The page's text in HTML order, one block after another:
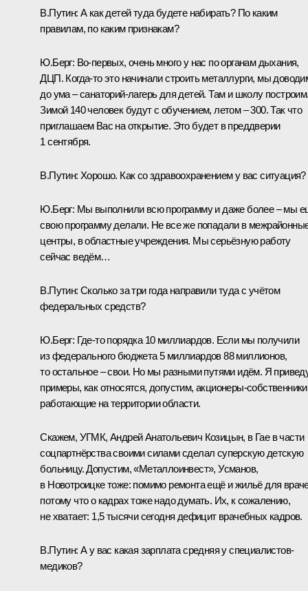
В.Путин: А как детей туда будете набирать? По каким
правилам, по каким признакам?
Ю.Берг: Во‑первых, очень много у нас по органам дыхания,
ДЦП. Когда‑то это начинали строить металлурги, мы
до ума – санаторий-лагерь для детей. Там и школу
Зимой 140 человек будут с обучением, летом – 300. Так что
приглашаем Вас на открытие. Это будет в преддверии
1 сентября.
В.Путин: Хорошо. Как со здравоохранением у вас ситуация?
Ю.Берг: Мы выполнили всю программу и даже более – мы
свою программу делали. Не все же попадали в
центры, в областные учреждения. Мы серьёзную работу
сейчас ведём…
В.Путин: Сколько за три года направили туда с учётом
федеральных средств?
Ю.Берг: Где‑то порядка 10 миллиардов. Если мы получили
из федерального бюджета 5 миллиардов 88 миллионов,
то остальное – свои. Но мы разными путями идём. Я
примеры, как относятся, допустим, акционеры-
работающие на территории области.
Скажем, УГМК, Андрей Анатольевич Козицын, в Гае в части
соцпартнёрства своими силами сделал суперскую детскую
больницу. Допустим, «Металлоинвест», Усманов,
в Новотроицке тоже: помимо ремонта ещё и жильё для
потому что о кадрах тоже надо думать. Их, к сожалению,
не хватает: 1,5 тысячи сегодня дефицит врачебных кадров.
В.Путин: А у вас какая зарплата средняя у специалистов-
медиков?